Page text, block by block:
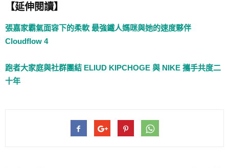
【延伸閱讀】
張嘉家霸氣面容下的柔軟 最強鐵人媽咪與她的速度夥伴
Cloudflow 4
跑者大家庭與社群團結 ELIUD KIPCHOGE 與 NIKE 攜手共度二
十年